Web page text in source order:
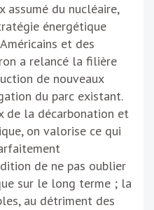
du nucléaire,
énergétique
et des
a relancé la filière
de nouveaux
du parc existant.
de la décarbonation et
on valorise ce qui
de ne pas oublier
sur le long terme ; la
au détriment des